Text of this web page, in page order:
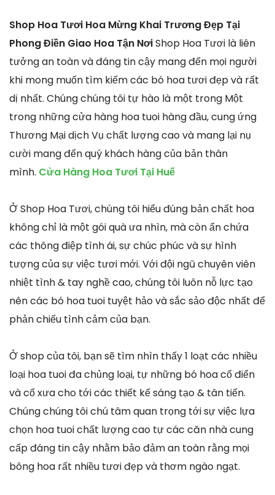
Shop Hoa Tươi Hoa Mừng Khai Trương Đẹp Tại
Phong Điền Giao Hoa Tận NơiShop Hoa Tươi là liên
tưởng an toàn và đáng tin cậy mang đến mọi người
khi mong muốn tìm kiếm các bó hoa tươi đẹp và rất
dị nhất. Chúng chúng tôi tự hào là một trong Một
trong những cửa hàng hoa tuoi hàng đầu, cung ứng
Thương Mại dịch Vụ chất lượng cao và mang lại nụ
cười mang đến quý khách hàng của bản thân
mình. Cửa Hàng Hoa Tươi Tại Huế
Ở Shop Hoa Tươi, chúng tôi hiểu đúng bản chất hoa
không chỉ là một gói quà ưa nhìn, mà còn ẩn chứa
các thông điệp tình ái, sự chúc phúc và sự hình
tượng của sự việc tươi mới. Với đội ngũ chuyên viên
nhiệt tình & tay nghề cao, chúng tôi luôn nỗ lực tạo
nên các bó hoa tuoi tuyệt hảo và sắc sảo độc nhất để
phản chiếu tình cảm của bạn.
Ở shop của tôi, bạn sẽ tìm nhìn thấy 1 loạt các nhiều
loại hoa tuoi đa chủng loại, tự những bó hoa cổ điển
và cổ xưa cho tới các thiết kế sáng tạo & tân tiến.
Chúng chúng tôi chú tâm quan trọng tới sự việc lựa
chọn hoa tuoi chất lượng cao tự các căn nhà cung
cấp đáng tin cậy nhằm bảo đảm an toàn rằng mọi
bông hoa rất nhiều tươi đẹp và thơm ngào ngạt.